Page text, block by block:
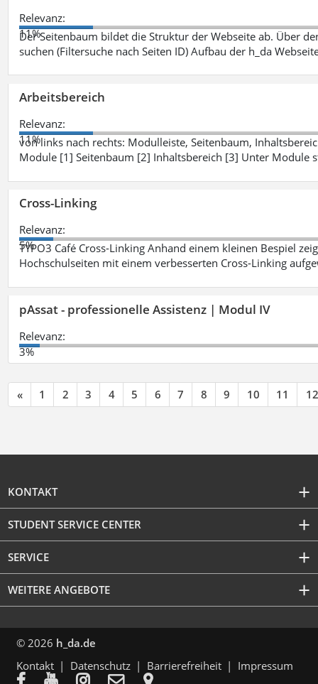
Relevanz:
11%
Der Seitenbaum bildet die Struktur der Webseite ab. Über
suchen (Filtersuche nach Seiten ID) Aufbau der h_da
Arbeitsbereich
Relevanz:
11%
von links nach rechts: Modulleiste, Seitenbaum,
Module [1] Seitenbaum [2] Inhaltsbereich [3] Unter Module
Cross-Linking
Relevanz:
5%
TYPO3 Café Cross-Linking Anhand einem kleinen Bespiel
Hochschulseiten mit einem verbesserten Cross-Linking
pAssat - professionelle Assistenz | Modul IV
Relevanz:
3%
« 1 2 3 4 5 6 7 8 9 10 11 12
KONTAKT
STUDENT SERVICE CENTER
SERVICE
WEITERE ANGEBOTE
© 2026 h_da.de
Kontakt
Datenschutz Barrierefreiheit Impressum
    